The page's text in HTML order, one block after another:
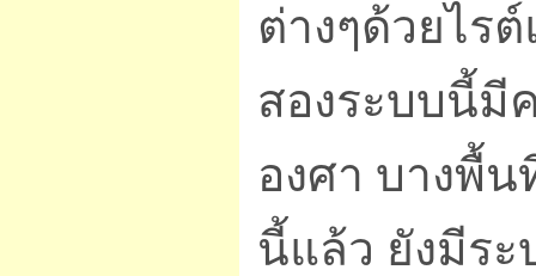
ต่างๆด้วยไรต์
สองระบบนี้มี
องศา บางพื้
นี้แล้ว ยังมีร